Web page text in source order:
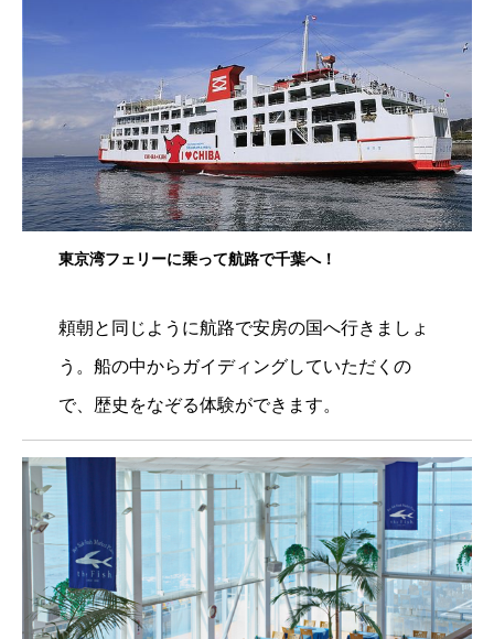
東京湾フェリーに乗って航路で千葉へ！
頼朝と同じように航路で安房の国へ行きましょ
う。船の中からガイディングしていただくの
で、歴史をなぞる体験ができます。